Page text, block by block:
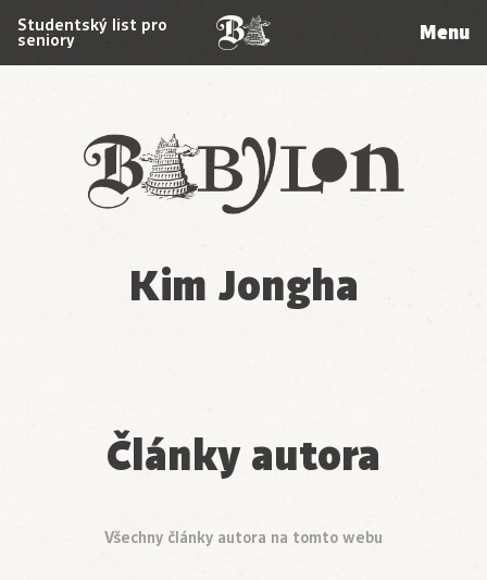
Babylon
Studentský list pro
seniory Menu
Kim Jongha
Články autora
Všechny články autora na tomto webu